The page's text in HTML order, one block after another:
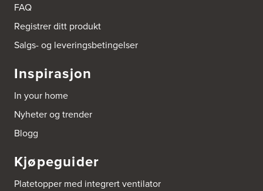
http://www.interiormesteren.no
Bonaparte Interiør AS
Borgenveien 66
Tel.:22-142214
Borge butikk AS
Sundemoen Næringspark
3300 Hokksund
http://www.expert.no
Brusveen Snekkerverksted AS
FAQ
Registrer ditt produkt
Salgs- og leveringsbetingelser
Inspirasjon
In your home
Nyheter og trender
Blogg
Kjøpeguider
Platetopper med integrert ventilator